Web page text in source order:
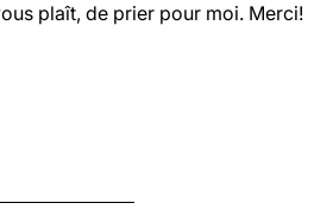
plaît, de prier pour moi. Merci!